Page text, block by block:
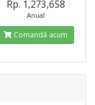
Rp. 1,273,658
Anual
Comandă acum